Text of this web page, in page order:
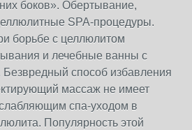
боков». Обертывание,
SPA-процедуры.
борьбе с целлюлитом
и лечебные ванны с
способ избавления
массаж не имеет
спа-уходом в
Популярность этой